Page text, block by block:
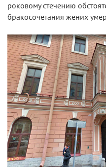
роковому стечению
бракосочетания жених